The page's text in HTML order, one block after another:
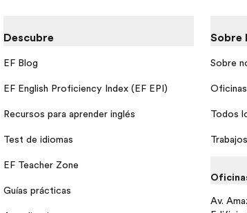
Descubre
EF Blog
EF English Proficiency Index (EF EPI)
Recursos para aprender inglés
Test de idiomas
EF Teacher Zone
Guías prácticas
Sobre
Sobre
Todos
Av.